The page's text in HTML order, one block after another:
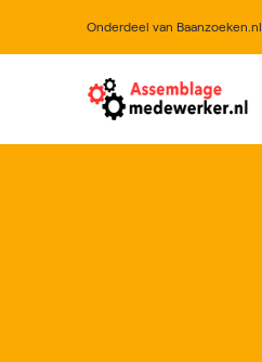
Onderdeel van Baanzoeken.nl